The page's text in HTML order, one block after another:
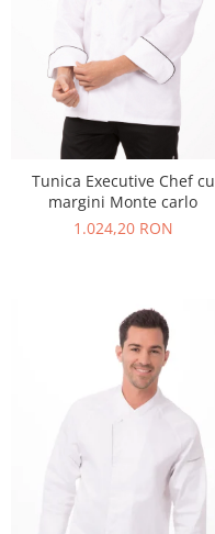
Tunica Executive Chef cu
margini Monte carlo
1.024,20 RON